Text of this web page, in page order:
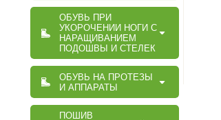
ОБУВЬ ПРИ
УКОРОЧЕНИИ НОГИ С
НАРАЩИВАНИЕМ
ПОДОШВЫ И СТЕЛЕК
ОБУВЬ НА ПРОТЕЗЫ
И АППАРАТЫ
ПОШИВ